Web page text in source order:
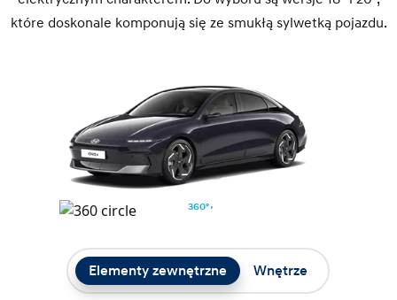
które doskonale komponują się ze smukłą sylwetką pojazdu.
360°
Elementy zewnętrzne Wnętrze